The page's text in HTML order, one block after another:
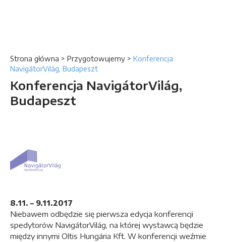
Strona główna > Przygotowujemy > Konferencja
NavigátorVilág, Budapeszt
Konferencja NavigátorVilág,
Budapeszt
8.11. – 9.11.2017
Niebawem odbędzie się pierwsza edycja konferencji
spedytorów NavigátorVilág, na której wystawcą będzie
między innymi Oltis Hungária Kft. W konferencji weźmie